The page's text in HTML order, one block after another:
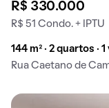
R$ 330.000
R$ 51 Condo. + IPTU
144 m² · 2 quartos ·
Rua Caetano de